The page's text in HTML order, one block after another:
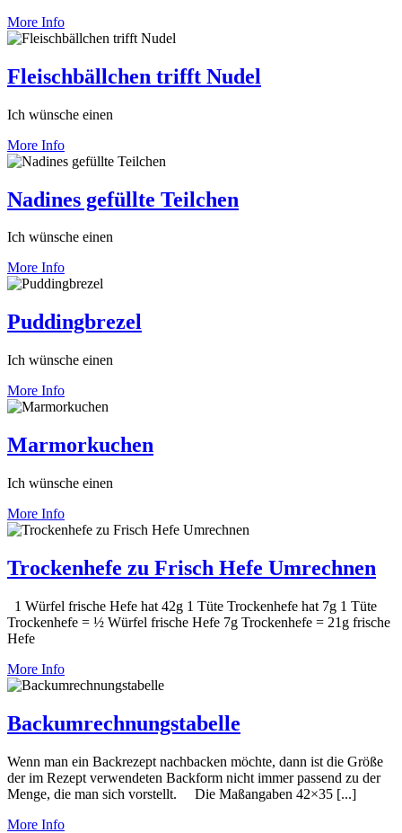
More Info
Fleischbällchen trifft Nudel
Ich wünsche einen
More Info
Nadines gefüllte Teilchen
Ich wünsche einen
More Info
Puddingbrezel
Ich wünsche einen
More Info
Marmorkuchen
Ich wünsche einen
More Info
Trockenhefe zu Frisch Hefe Umrechnen
1 Würfel frische Hefe hat 42g 1 Tüte Trockenhefe hat 7g 1 Tüte
Trockenhefe = ½ Würfel frische Hefe 7g Trockenhefe = 21g frische
Hefe
More Info
Backumrechnungstabelle
Wenn man ein Backrezept nachbacken möchte, dann ist die Größe
der im Rezept verwendeten Backform nicht immer passend zu der
Menge, die man sich vorstellt. Die Maßangaben 42×35 [...]
More Info